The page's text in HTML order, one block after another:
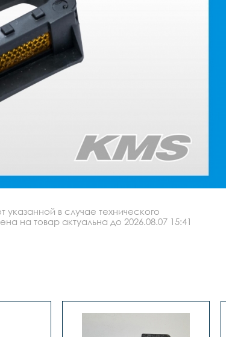
в случае технического
на товар актуальна до 2026.08.07 15:41